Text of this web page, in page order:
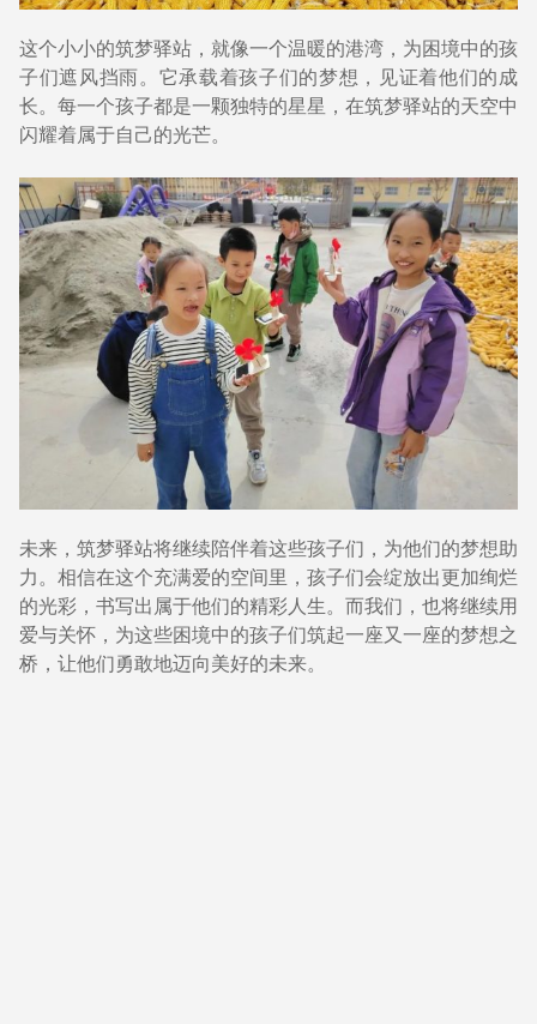
这个小小的筑梦驿站，就像一个温暖的港湾，为困境中的孩
子们遮风挡雨。它承载着孩子们的梦想，见证着他们的成
长。每一个孩子都是一颗独特的星星，在筑梦驿站的天空中
闪耀着属于自己的光芒。
未来，筑梦驿站将继续陪伴着这些孩子们，为他们的梦想助
力。相信在这个充满爱的空间里，孩子们会绽放出更加绚烂
的光彩，书写出属于他们的精彩人生。而我们，也将继续用
爱与关怀，为这些困境中的孩子们筑起一座又一座的梦想之
桥，让他们勇敢地迈向美好的未来。